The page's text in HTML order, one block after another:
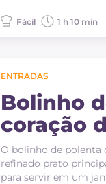
Fácil 1 h 10 min
ENTRADAS
Bolinho
coração
O bolinho de polenta
refinado prato
para servir em um